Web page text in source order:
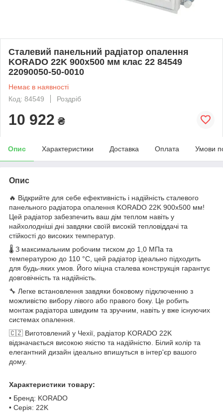
Сталевий панельний радіатор опалення
KORADO 22K 900x500 мм клас 22 84549
22090050-50-0010
Немає в наявності
Код: 84549
Роздріб
10 922 ₴
Опис Характеристики Доставка Оплата Умови
Опис
🔥 Відкрийте для себе ефективність і надійність сталевого
панельного радіатора опалення KORADO 22K 900x500 мм!
Цей радіатор забезпечить ваш дім теплом навіть у
найхолодніші дні завдяки своїй високій тепловіддачі та
стійкості до високих температур.
🌡️ З максимальним робочим тиском до 1,0 МПа та
температурою до 110 °C, цей радіатор ідеально підходить
для будь-яких умов. Його міцна сталева конструкція гарантує
довговічність та надійність.
🔧 Легке встановлення завдяки боковому підключенню з
можливістю вибору лівого або правого боку. Це робить
монтаж радіатора швидким та зручним, навіть у вже існуючих
системах опалення.
🇨🇿 Виготовлений у Чехії, радіатор KORADO 22K
відзначається високою якістю та надійністю. Білий колір та
елегантний дизайн ідеально впишуться в інтер'єр вашого
дому.
Характеристики товару:
• Бренд: KORADO
• Серія: 22K